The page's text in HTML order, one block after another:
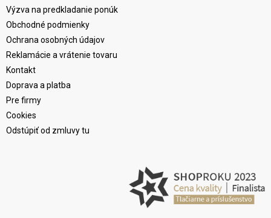
Výzva na predkladanie ponúk
Obchodné podmienky
Ochrana osobných údajov
Reklamácie a vrátenie tovaru
Kontakt
Doprava a platba
Pre firmy
Cookies
Odstúpiť od zmluvy tu